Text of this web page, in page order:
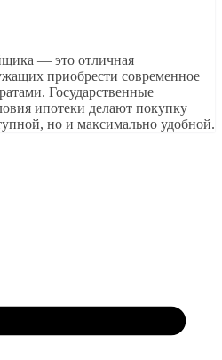
— это отличная
приобрести современное
Государственные
ипотеки делают покупку
но и максимально удобной.